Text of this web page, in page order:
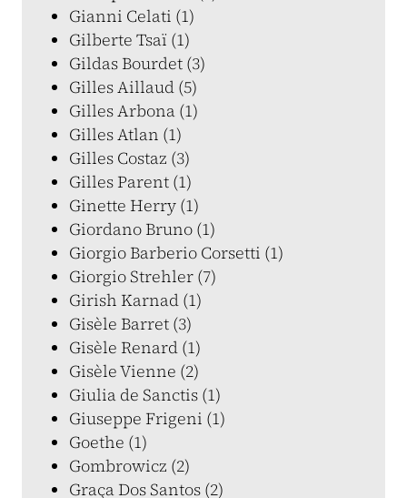
Gianni Celati (1)
Gilberte Tsaï (1)
Gildas Bourdet (3)
Gilles Aillaud (5)
Gilles Arbona (1)
Gilles Atlan (1)
Gilles Costaz (3)
Gilles Parent (1)
Ginette Herry (1)
Giordano Bruno (1)
Giorgio Barberio Corsetti (1)
Giorgio Strehler (7)
Girish Karnad (1)
Gisèle Barret (3)
Gisèle Renard (1)
Gisèle Vienne (2)
Giulia de Sanctis (1)
Giuseppe Frigeni (1)
Goethe (1)
Gombrowicz (2)
Graça Dos Santos (2)